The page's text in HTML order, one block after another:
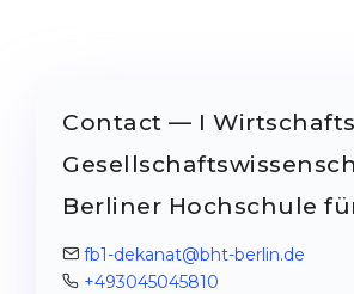
Contact — I
Berliner Hochschule
fb1-dekanat@bht-berlin.de
+493045045810